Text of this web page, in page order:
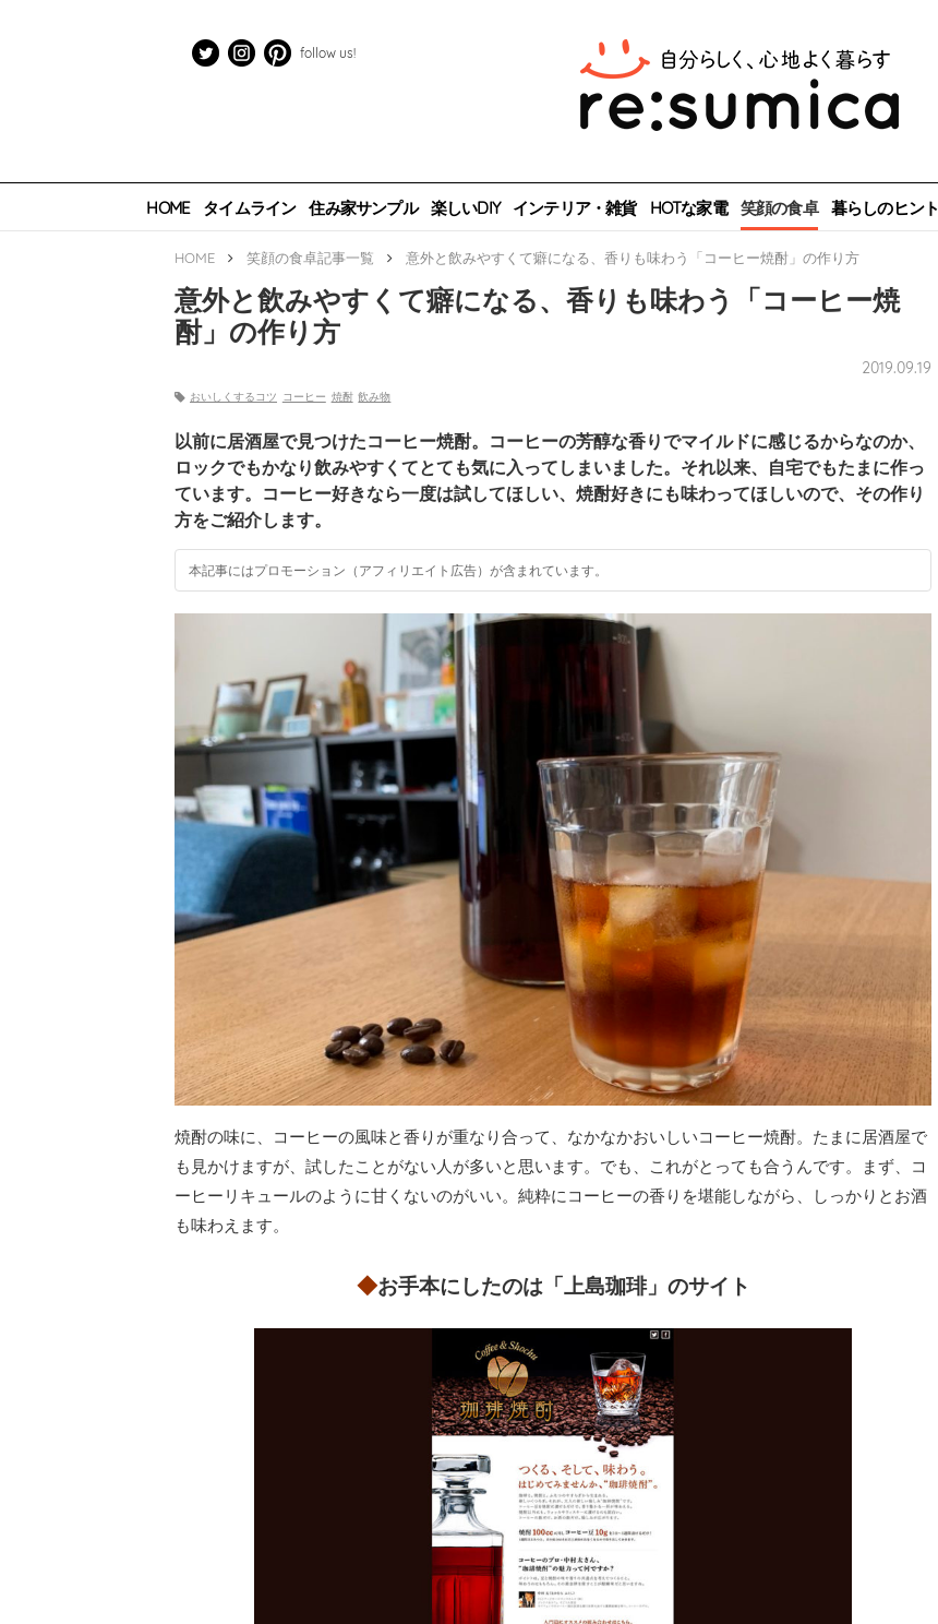
follow us!
HOME タイムライン 住み家サンプル 楽しいDIY インテリア・雑貨 HOTな家電 笑顔の食卓 暮らしのヒント
HOME 笑顔の食卓記事一覧 意外と飲みやすくて癖になる、香りも味わう「コーヒー焼酎」の作り方
意外と飲みやすくて癖になる、香りも味わう「コーヒー焼
酎」の作り方
2019.09.19
おいしくするコツ コーヒー 焼酎 飲み物
以前に居酒屋で見つけたコーヒー焼酎。コーヒーの芳醇な香りでマイルドに感じるからなのか、
ロックでもかなり飲みやすくてとても気に入ってしまいました。それ以来、自宅でもたまに作っ
ています。コーヒー好きなら一度は試してほしい、焼酎好きにも味わってほしいので、その作り
方をご紹介します。
本記事にはプロモーション（アフィリエイト広告）が含まれています。
焼酎の味に、コーヒーの風味と香りが重なり合って、なかなかおいしいコーヒー焼酎。たまに居酒屋で
も見かけますが、試したことがない人が多いと思います。でも、これがとっても合うんです。まず、コ
ーヒーリキュールのように甘くないのがいい。純粋にコーヒーの香りを堪能しながら、しっかりとお酒
も味わえます。
◆お手本にしたのは「上島珈琲」のサイト